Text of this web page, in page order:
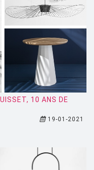
10 ANS DE
19-01-2021